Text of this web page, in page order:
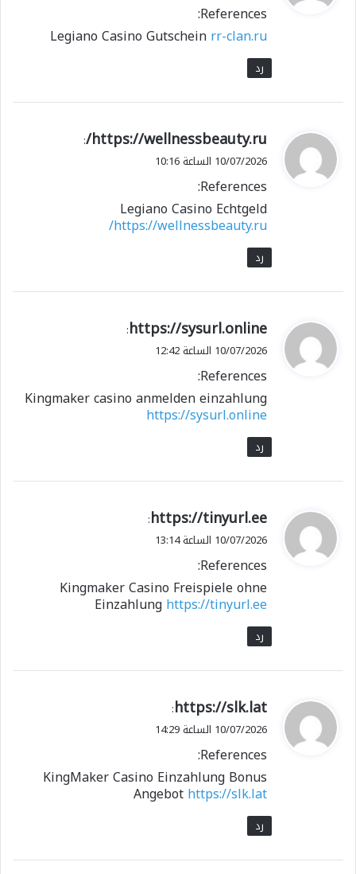
ل
References:
Legiano Casino Gutscheinrr-clan.ru
رد
ي
ق
ل
https://wellnessbeauty.ru/
:
10/07/2026 الساعة 10:16
References:
Legiano Casino Echtgeld
https://wellnessbeauty.ru/
رد
ي
ق
ل
https://sysurl.online
:
10/07/2026 الساعة 12:42
References:
Kingmaker casino anmelden einzahlung
https://sysurl.online
رد
ي
ق
ل
https://tinyurl.ee
:
10/07/2026 الساعة 13:14
References:
Kingmaker Casino Freispiele ohne
Einzahlunghttps://tinyurl.ee
رد
ي
ق
ل
https://slk.lat
:
10/07/2026 الساعة 14:29
References:
KingMaker Casino Einzahlung Bonus
Angebothttps://slk.lat
رد